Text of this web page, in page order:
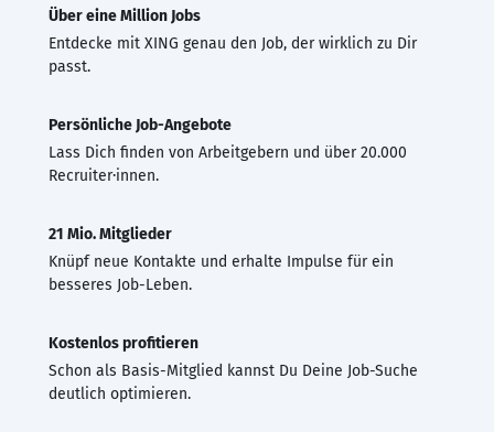
Über eine Million Jobs
Entdecke mit XING genau den Job, der wirklich zu Dir
passt.
Persönliche Job-Angebote
Lass Dich finden von Arbeitgebern und über 20.000
Recruiter·innen.
21 Mio. Mitglieder
Knüpf neue Kontakte und erhalte Impulse für ein
besseres Job-Leben.
Kostenlos profitieren
Schon als Basis-Mitglied kannst Du Deine Job-Suche
deutlich optimieren.